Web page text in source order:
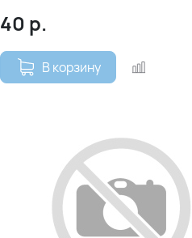
40 р.
В корзину